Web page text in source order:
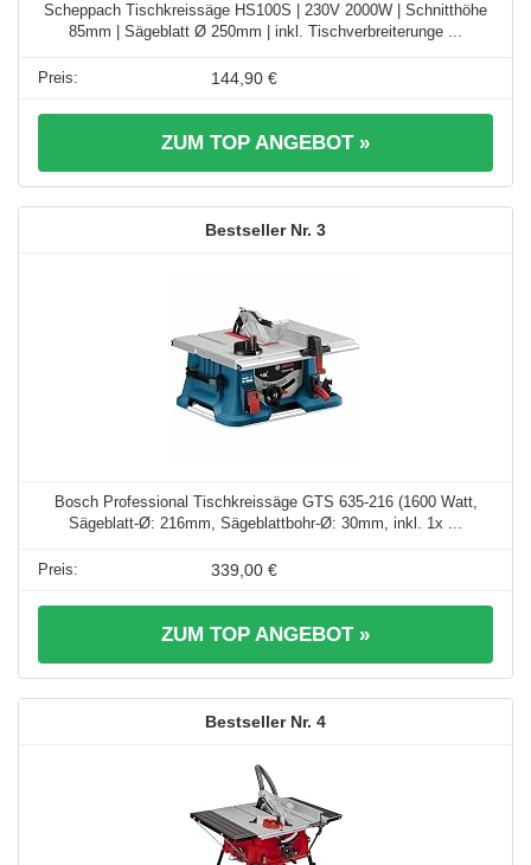
Scheppach Tischkreissäge HS100S | 230V 2000W | Schnitthöhe
85mm | Sägeblatt Ø 250mm | inkl. Tischverbreiterunge ...
144,90 €
ZUM TOP ANGEBOT »
3
Bosch Professional Tischkreissäge GTS 635-216 (1600 Watt,
Sägeblatt-Ø: 216mm, Sägeblattbohr-Ø: 30mm, inkl. 1x ...
339,00 €
ZUM TOP ANGEBOT »
4